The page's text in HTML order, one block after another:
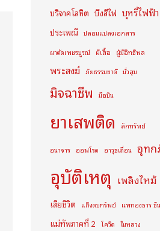
บริจาคโลหิต บึงสีไฟ บุหรี่ไฟฟ้า
ประเพณี ปลอมแปลงเอกสาร
ผาตัดเพชรบูรณ์ ผีเสื้อ ผู้มีอิทธิพล
พระสงฆ์ ภัยธรรมชาติ มั่วสุม
มิจฉาชีพ มือปืน
ยาเสพติด ลักทรัพย์
อนาจาร ออฟโรด อาวุธเถื่อน อุทก
อุบัติเหตุ เพลิงไหม้
เสียชีวิต แก๊งตบทรัพย์ แพทองธาร ชิ
แม่ทัพภาคที่ 2 โควิด ในหลวง